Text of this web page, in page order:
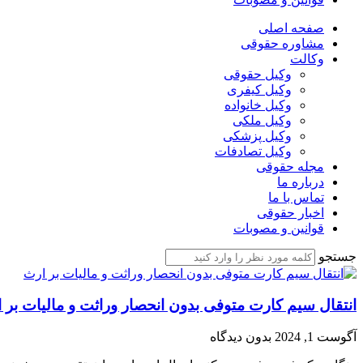
صفحه اصلی
مشاوره حقوقی
وکالت
وکیل حقوقی
وکیل کیفری
وکیل خانواده
وکیل ملکی
وکیل پزشکی
وکیل تصادفات
مجله حقوقی
درباره ما
تماس با ما
اخبار حقوقی
قوانین و مصوبات
جستجو
انتقال سیم کارت متوفی بدون انحصار وراثت و مالیات
آگوست 1, 2024 بدون دیدگاه